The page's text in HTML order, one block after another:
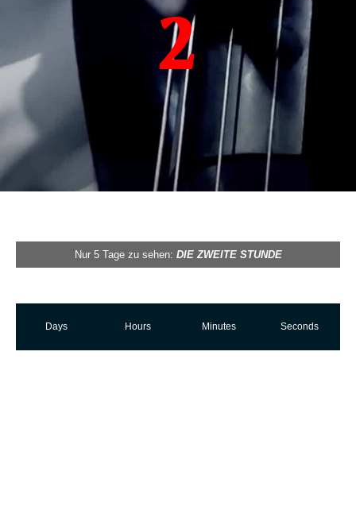
2
Nur 5 Tage zu sehen: DIE ZWEITE STUNDE
Days Hours Minutes Seconds